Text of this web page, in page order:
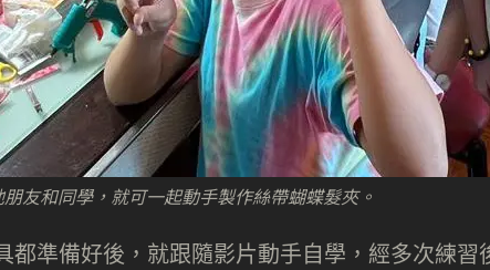
友和同學，就可一起動手製作絲帶蝴蝶髮夾。
都準備好後，就跟隨影片動手自學，經多次練習